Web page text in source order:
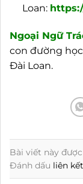
Loan:
Ngoại Ngữ
con đường
Đài Loan.
Bài viết này
Đánh dấu liên